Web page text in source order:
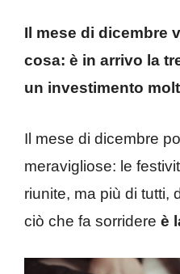
Il mese di dicembre
cosa: è in arrivo la
un investimento
Il mese di dicembre
meravigliose: le
riunite, ma più di tutti,
ciò che fa sorridere è